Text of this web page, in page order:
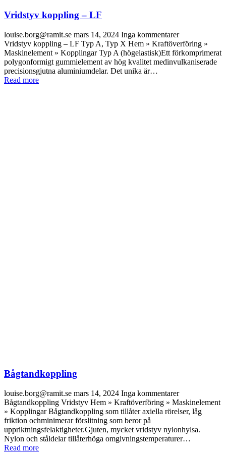
Vridstyv koppling – LF
louise.borg@ramit.se mars 14, 2024 Inga kommentarer
Vridstyv koppling – LF Typ A, Typ X Hem » Kraftöverföring »
Maskinelement » Kopplingar Typ A (högelastisk)Ett förkomprimerat
polygonformigt gummielement av hög kvalitet medinvulkaniserade
precisionsgjutna aluminiumdelar. Det unika är…
Read more
Bågtandkoppling
louise.borg@ramit.se mars 14, 2024 Inga kommentarer
Bågtandkoppling Vridstyv Hem » Kraftöverföring » Maskinelement
» Kopplingar Bågtandkoppling som tillåter axiella rörelser, låg
friktion ochminimerar förslitning som beror på
uppriktningsfelaktigheter.Gjuten, mycket vridstyv nylonhylsa.
Nylon och ståldelar tillåterhöga omgivningstemperaturer…
Read more